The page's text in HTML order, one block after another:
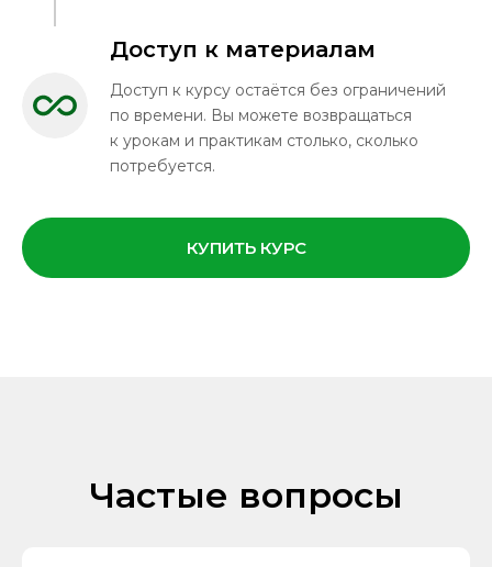
Доступ к материалам
Доступ к курсу остаётся без ограничений
по времени. Вы можете возвращаться
к урокам и практикам столько, сколько
потребуется.
КУПИТЬ КУРС
Частые вопросы
Бесплатная мини-
консультация
в Telegram
связанные с сексуальной тревожностью,
СТОСН и другими сложными темами.